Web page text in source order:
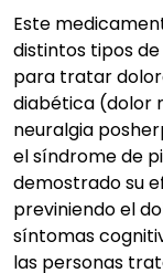
Este
distintos tipos
para tratar
diabética (dolor
neuralgia
el síndrome de
demostrado su
previniendo el
síntomas
las personas